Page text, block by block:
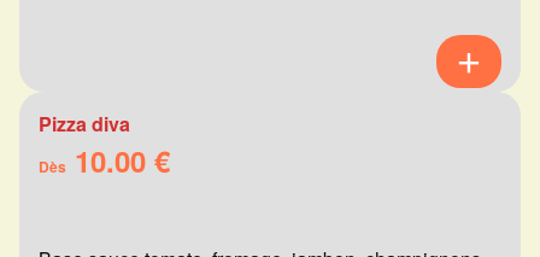
Pizza diva
Dès 10.00 €